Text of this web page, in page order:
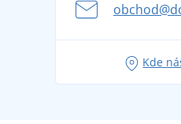
Kde